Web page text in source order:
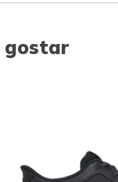
gostar